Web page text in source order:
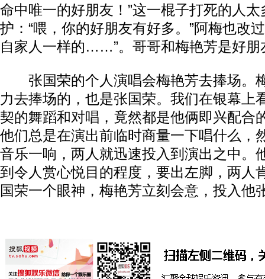
命中唯一的好朋友！”这一棍子打死的人
护：“喂，你的好朋友有好多。”阿梅也改
自家人一样的……”。哥哥和梅艳芳是好朋
张国荣的个人演唱会梅艳芳去捧场。
力去捧场的，也是张国荣。我们在银幕上
契的舞蹈和对唱，竟然都是他俩即兴配合
他们总是在演出前临时商量一下唱什么，
音乐一响，两人就迅速投入到演出之中。
到令人赏心悦目的程度，要出左脚，两人
国荣一个眼神，梅艳芳立刻会意，投入他